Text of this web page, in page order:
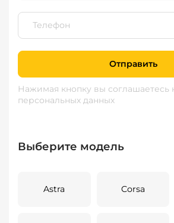
Отправить
Нажимая кнопку вы соглашаетесь
персональных данных
Выберите модель
Astra Corsa